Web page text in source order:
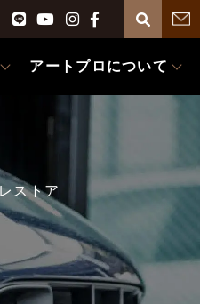
アートプロについて
ストア